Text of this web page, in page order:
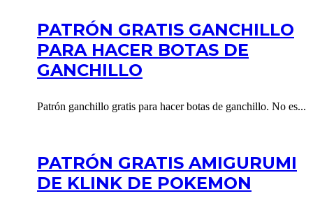
PATRÓN GRATIS GANCHILLO
PARA HACER BOTAS DE
GANCHILLO
Patrón ganchillo gratis para hacer botas de ganchillo. No es...
PATRÓN GRATIS AMIGURUMI
DE KLINK DE POKEMON